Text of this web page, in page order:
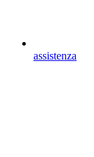
assistenza